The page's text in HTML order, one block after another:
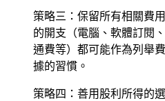
策略三：保留所有相關費
的開支（電腦、軟體訂閱
通費等）都可能作為列舉
據的習慣。
策略四：善用股利所得的